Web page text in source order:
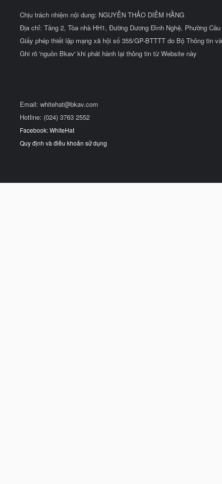
Chịu trách nhiệm nội dung: NGUYỄN THẢO DIỄM HẰNG
Địa chỉ: Tầng 2, Tòa nhà HH1, Đường Dương Đình Nghệ, Phường
Giấy phép thiết lập mạng xã hội số 355/GP-BTTTT do Bộ Thông tin
Ghi rõ 'nguồn Bkav' khi phát hành lại thông tin từ Website này
Email: whitehat@bkav.com
Hotline: (024) 3763 2552
Facebook: WhiteHat
Quy định và điều khoản sử dụng